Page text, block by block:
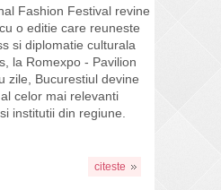
Fashion Festival revine
o editie care reuneste
si diplomatie culturala
la Romexpo - Pavilion
zile, Bucurestiul devine
celor mai relevanti
institutii din regiune.
citeste